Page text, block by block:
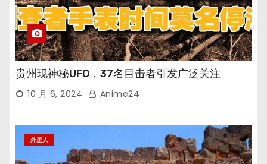
贵州现神秘UFO，37名目击者引发广泛关注
10 月 6, 2024 Anime24
外星人